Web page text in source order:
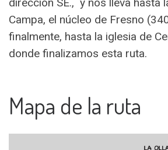
Campa, el núcleo de Fresno
finalmente, hasta la iglesia de
donde finalizamos esta ruta.
Mapa de la ruta